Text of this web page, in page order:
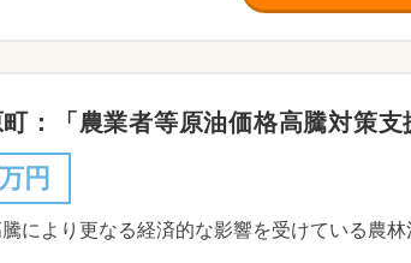
：「農業者等原油価格高騰対策
円